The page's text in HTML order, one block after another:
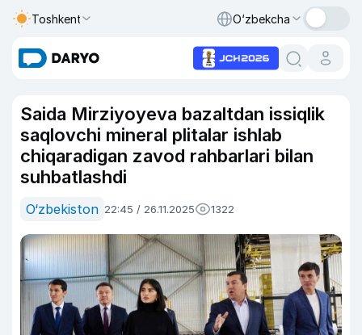
Toshkent O‘zbekcha
Saida Mirziyoyeva bazaltdan issiqlik
saqlovchi mineral plitalar ishlab
chiqaradigan zavod rahbarlari bilan
suhbatlashdi
O‘zbekiston 22:45 / 26.11.2025 1322